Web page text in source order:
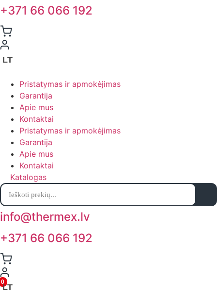
+371 66 066 192
LT
Pristatymas ir apmokėjimas
Garantija
Apie mus
Kontaktai
Pristatymas ir apmokėjimas
Garantija
Apie mus
Kontaktai
Katalogas
Products
search
info@thermex.lv
+371 66 066 192
0
LT